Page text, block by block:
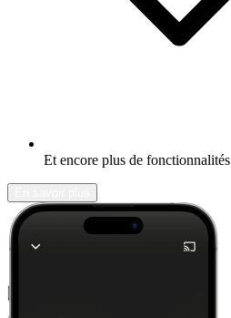
Et encore plus de fonctionnalités